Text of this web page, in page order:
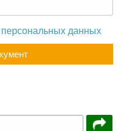
персональных данных